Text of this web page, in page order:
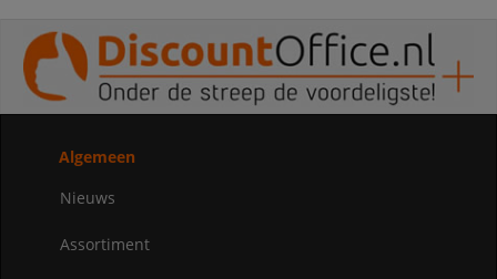
Algemeen
Nieuws
Assortiment